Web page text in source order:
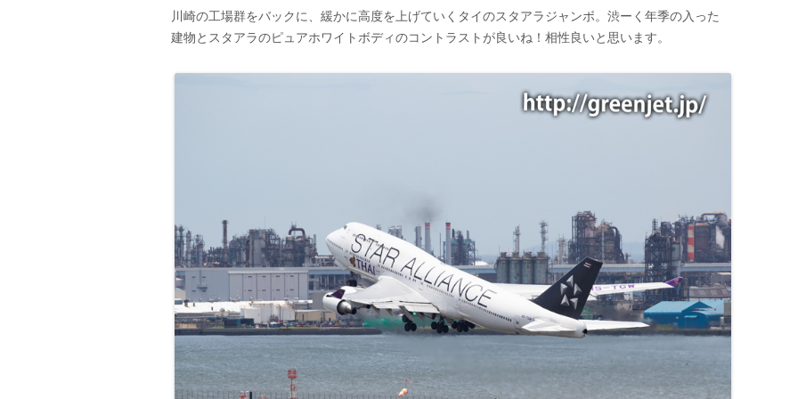
川崎の工場群をバックに、緩かに高度を上げていくタイのスタアラジャンボ。渋ーく年季の入った
建物とスタアラのピュアホワイトボディのコントラストが良いね！相性良いと思います。